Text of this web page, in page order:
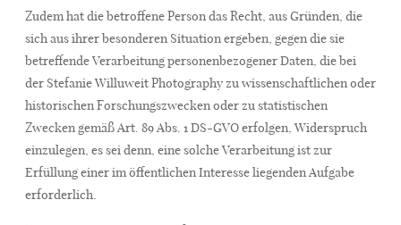
Zudem hat die betroffene Person das Recht, aus Gründen, die
sich aus ihrer besonderen Situation ergeben, gegen die sie
betreffende Verarbeitung personenbezogener Daten, die bei
der Stefanie Willuweit Photography zu wissenschaftlichen oder
historischen Forschungszwecken oder zu statistischen
Zwecken gemäß Art. 89 Abs. 1 DS-GVO erfolgen, Widerspruch
einzulegen, es sei denn, eine solche Verarbeitung ist zur
Erfüllung einer im öffentlichen Interesse liegenden Aufgabe
erforderlich.